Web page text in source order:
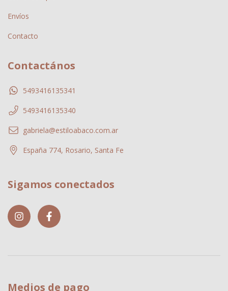
Envíos
Contacto
Contactános
5493416135341
5493416135340
gabriela@estiloabaco.com.ar
España 774, Rosario, Santa Fe
Sigamos conectados
Medios de pago